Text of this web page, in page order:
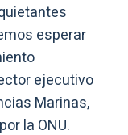
esperar
ejecutivo
Marinas,
la ONU.